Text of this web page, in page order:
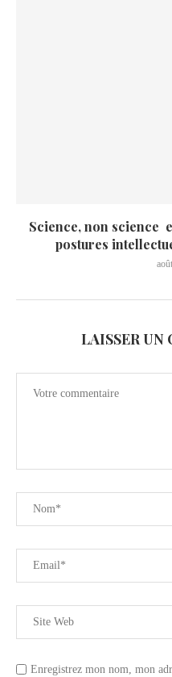
Science, non science
postures
LAISSER
Enregistrez mon nom, mon